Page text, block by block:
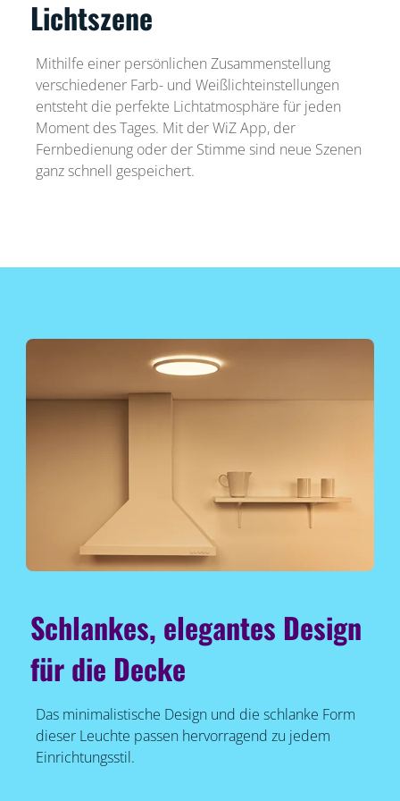
Lichtszene
Mithilfe einer persönlichen Zusammenstellung
verschiedener Farb- und Weißlichteinstellungen
entsteht die perfekte Lichtatmosphäre für jeden
Moment des Tages. Mit der WiZ App, der
Fernbedienung oder der Stimme sind neue Szenen
ganz schnell gespeichert.
Schlankes, elegantes Design
für die Decke
Das minimalistische Design und die schlanke Form
dieser Leuchte passen hervorragend zu jedem
Einrichtungsstil.